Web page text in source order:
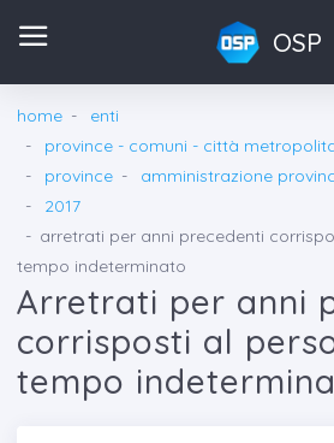
OSP
home
enti
province - comuni - città
province
amministrazione
2017
arretrati per anni precedenti
tempo indeterminato
Arretrati per anni
corrisposti al
tempo